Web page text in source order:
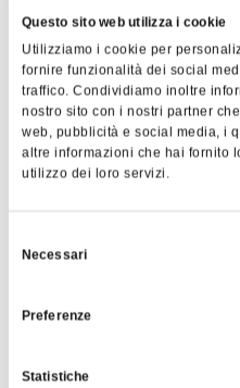
Questo sito web utilizza i cookie
Utilizziamo i cookie per
fornire funzionalità dei social
traffico. Condividiamo inoltre
nostro sito con i nostri partner
web, pubblicità e social media, i
altre informazioni che hai fornito
utilizzo dei loro servizi.
delNecessari
Preferenze
Statistiche
Autorizzo